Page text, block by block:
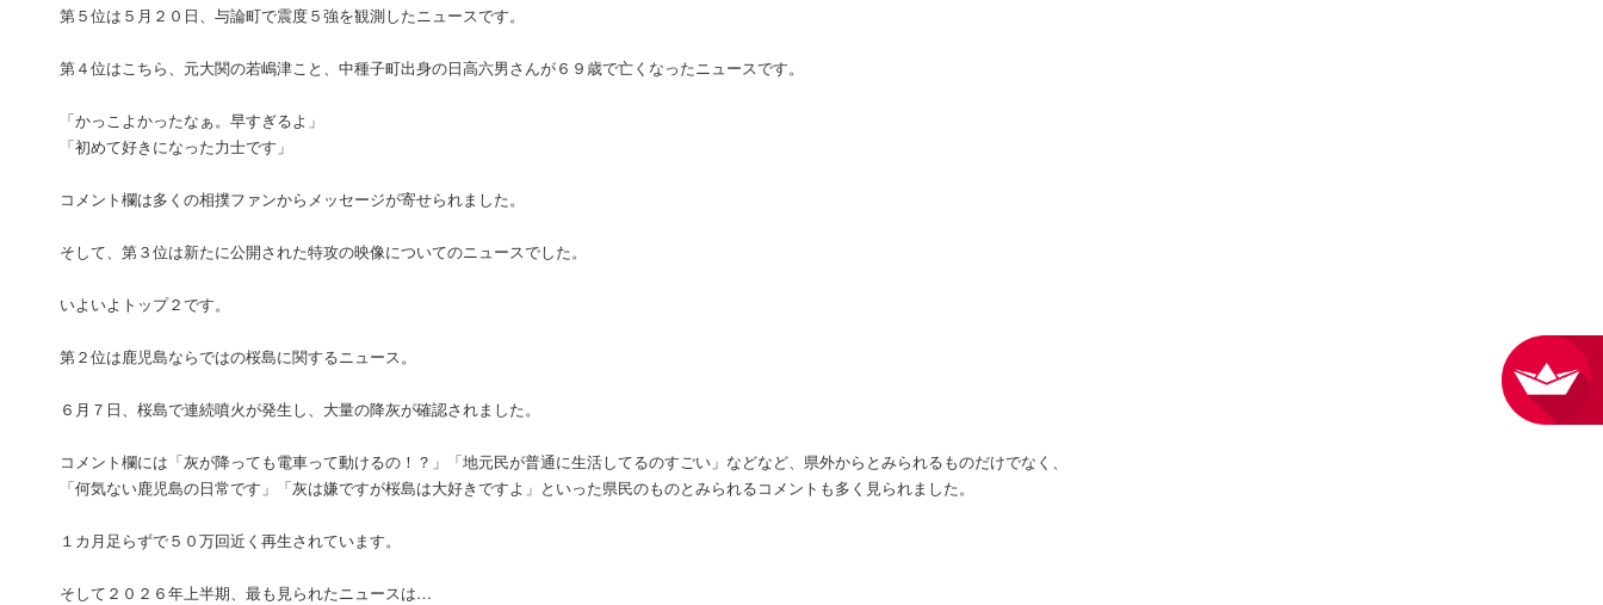
第５位は５月２０日、与論町で震度５強を観測したニュースです。
第４位はこちら、元大関の若嶋津こと、中種子町出身の日高六男さんが６９歳で亡くなったニュースです。
「かっこよかったなぁ。早すぎるよ」
「初めて好きになった力士です」
コメント欄は多くの相撲ファンからメッセージが寄せられました。
そして、第３位は新たに公開された特攻の映像についてのニュースでした。
いよいよトップ２です。
第２位は鹿児島ならではの桜島に関するニュース。
６月７日、桜島で連続噴火が発生し、大量の降灰が確認されました。
コメント欄には「灰が降っても電車って動けるの！？」「地元民が普通に生活してるのすごい」などなど、県外からとみられるものだけでなく、
「何気ない鹿児島の日常です」「灰は嫌ですが桜島は大好きですよ」といった県民のものとみられるコメントも多く見られました。
１カ月足らずで５０万回近く再生されています。
そして２０２６年上半期、最も見られたニュースは…